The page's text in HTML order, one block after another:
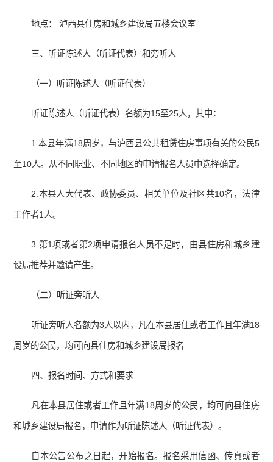
地点： 泸西县住房和城乡建设局五楼会议室
三、听证陈述人（听证代表）和旁听人
（一）听证陈述人（听证代表）
听证陈述人（听证代表）名额为15至25人，其中：
1.本县年满18周岁，与泸西县公共租赁住房事项有关的公民5
至10人。从不同职业、不同地区的申请报名人员中选择确定。
2.本县人大代表、政协委员、相关单位及社区共10名，法律
工作者1人。
3.第1项或者第2项申请报名人员不足时，由县住房和城乡建
设局推荐并邀请产生。
（二）听证旁听人
听证旁听人名额为3人以内，凡在本县居住或者工作且年满18
周岁的公民，均可向县住房和城乡建设局报名
四、报名时间、方式和要求
凡在本县居住或者工作且年满18周岁的公民，均可向县住房
和城乡建设局报名，申请作为听证陈述人（听证代表）。
自本公告公布之日起，开始报名。报名采用信函、传真或者